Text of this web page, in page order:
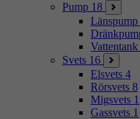
Pump 18
Länspump
Vattentank
Svets 16
Elsvets 4
Rörsvets 8
Migsvets 1
Gassvets 1